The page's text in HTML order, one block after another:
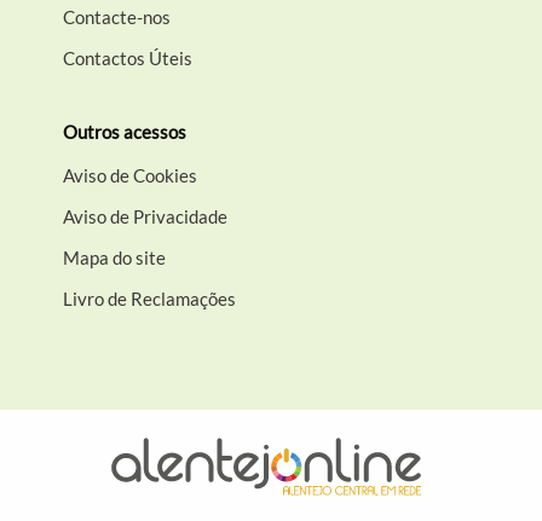
Contacte-nos
Contactos Úteis
Outros acessos
Aviso de Cookies
Aviso de Privacidade
Mapa do site
Livro de Reclamações